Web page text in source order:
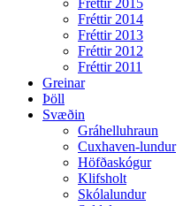
Fréttir 2015
Fréttir 2014
Fréttir 2013
Fréttir 2012
Fréttir 2011
Greinar
Þöll
Svæðin
Gráhelluhraun
Cuxhaven-lundur
Höfðaskógur
Klifsholt
Skólalundur